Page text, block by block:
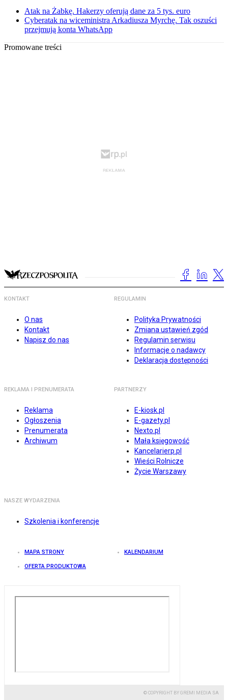
Atak na Żabkę. Hakerzy oferują dane za 5 tys. euro
Cyberatak na wiceministra Arkadiusza Myrchę. Tak oszuści
przejmują konta WhatsApp
Promowane treści
KONTAKT
O nas
Kontakt
Napisz do nas
REGULAMIN
Polityka Prywatności
Zmiana ustawień zgód
Regulamin serwisu
Informacje o nadawcy
Deklaracja dostępności
REKLAMA I PRENUMERATA
Reklama
Ogłoszenia
Prenumerata
Archiwum
PARTNERZY
E-kiosk.pl
E-gazety.pl
Nexto.pl
Mała księgowość
Kancelarierp.pl
Wieści Rolnicze
Życie Warszawy
NASZE WYDARZENIA
Szkolenia i konferencje
MAPA STRONY KALENDARIUM
OFERTA PRODUKTOWA
© COPYRIGHT BY GREMI MEDIA SA